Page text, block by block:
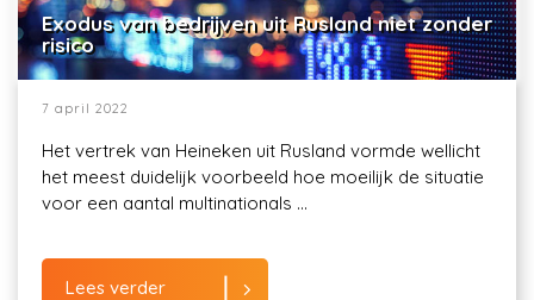
Exodus van bedrijven uit Rusland niet zonder
risico
7 april 2022
Het vertrek van Heineken uit Rusland vormde wellicht
het meest duidelijk voorbeeld hoe moeilijk de situatie
voor een aantal multinationals ...
Lees verder